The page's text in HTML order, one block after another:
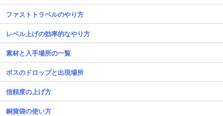
ファストトラベルのやり方
レベル上げの効率的なやり方
素材と入手場所の一覧
ボスのドロップと出現場所
信頼度の上げ方
銅貨袋の使い方